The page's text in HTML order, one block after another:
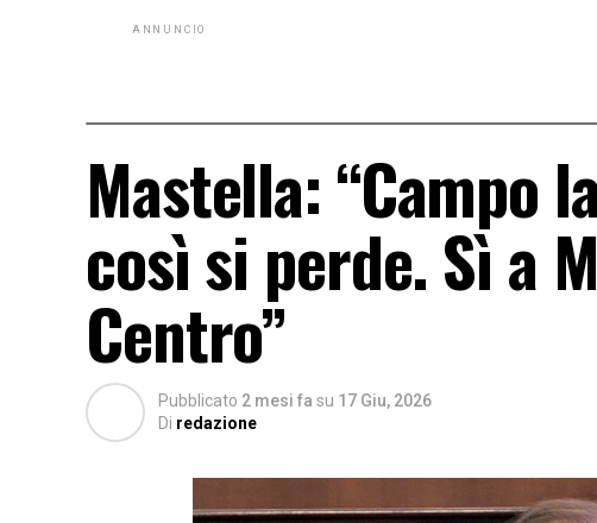
ANNUNCIO
Mastella: “Campo
così si perde. Sì a
Centro”
Pubblicato 2 mesi fa su 17 Giu, 2026
Di redazione